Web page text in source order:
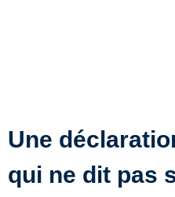
Une
qui ne dit pas